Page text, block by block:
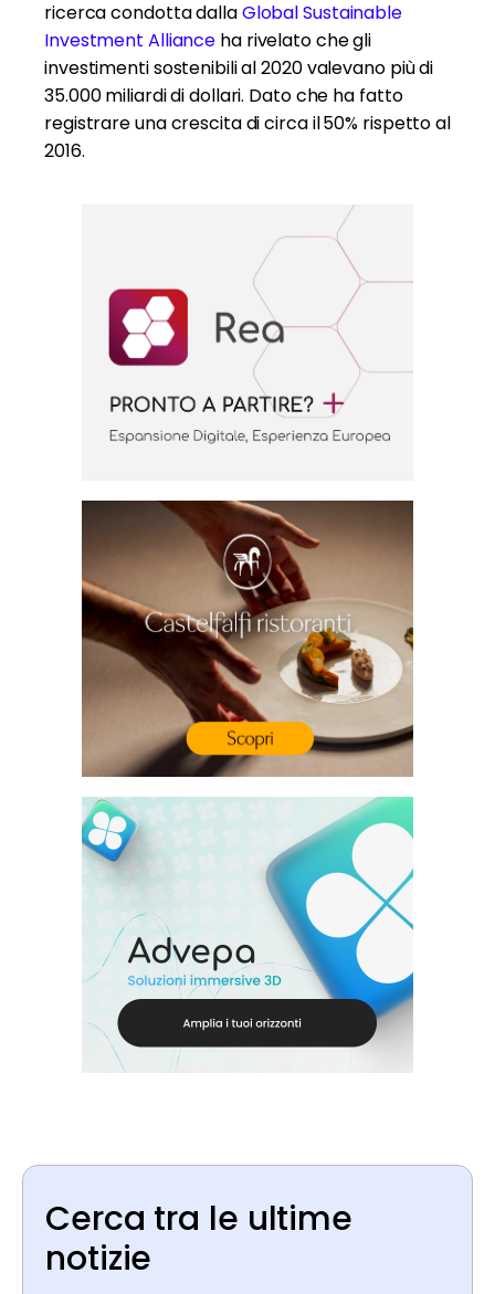
ricerca condotta dallaGlobal Sustainable
Investment Alliance ha rivelato che gli
investimenti sostenibili al 2020 valevano più di
35.000 miliardi di dollari. Dato che ha fatto
registrare una crescita di circa il50% rispetto al
2016.
Cerca tra le ultime
notizie